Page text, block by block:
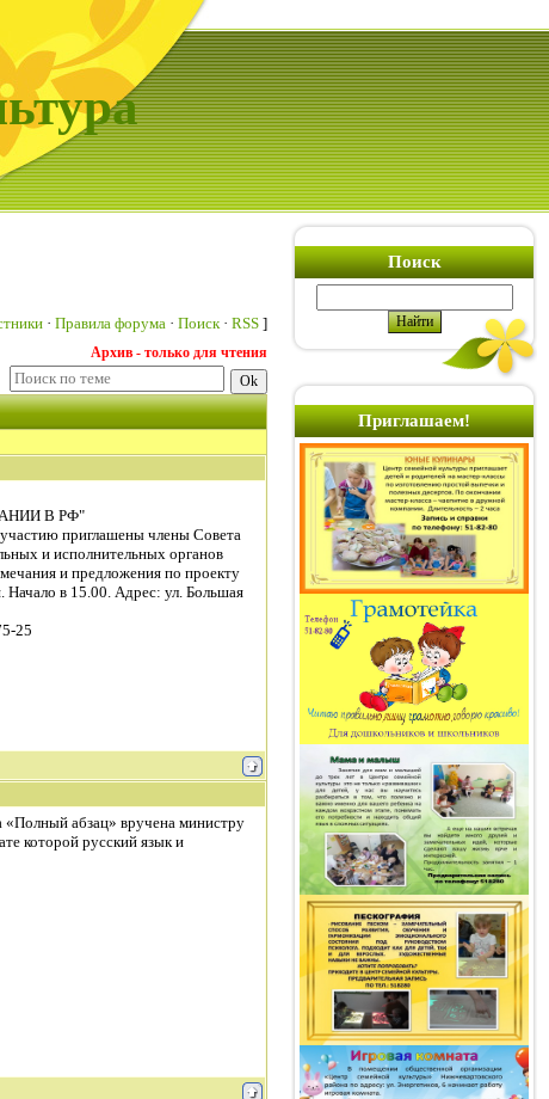
· Правила форума · Поиск· RSS ]
Архив - только для чтения
В РФ"
приглашены члены Совета
и исполнительных органов
и предложения по проекту
в 15.00. Адрес: ул. Большая
25
«Полный абзац» вручена министру
которой русский язык и
Поиск
Приглашаем!